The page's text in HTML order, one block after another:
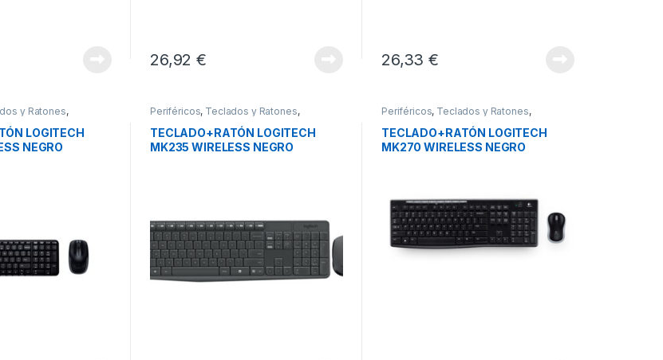
26,92€ 26,33€
y Ratones,
LOGITECH
NEGRO
Periféricos, Teclados y Ratones,
TECLADO+RATÓN LOGITECH
MK235 WIRELESS NEGRO
Periféricos, Teclados y Ratones,
TECLADO+RATÓN LOGITECH
MK270 WIRELESS NEGRO